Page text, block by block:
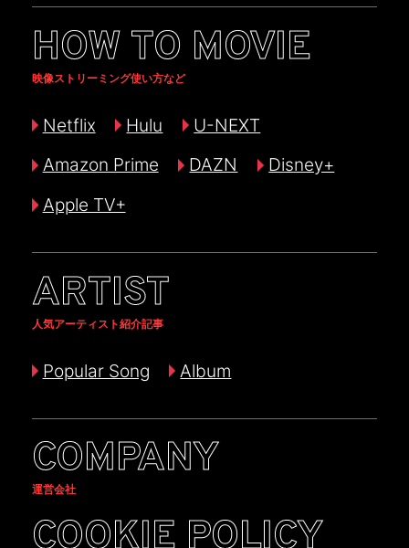
HOW TO MOVIE
映像ストリーミング使い方など
Netflix Hulu
U-NEXT
Amazon Prime
DAZN
Disney+
Apple TV+
ARTIST
人気アーティスト紹介記事
Popular Song Album
COMPANY
運営会社
COOKIE POLICY